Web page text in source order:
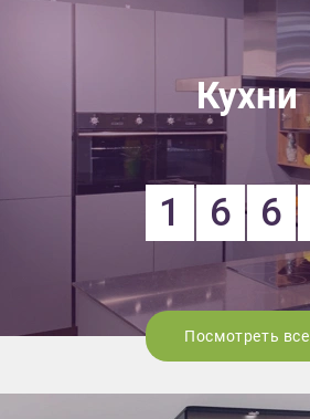
Кухни
1 6 6
Посмотреть все